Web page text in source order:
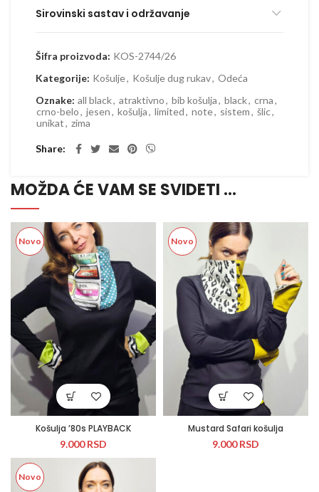
Sirovinski sastav i održavanje
Šifra proizvoda: KOS-2744/26
Kategorije: Košulje, Košulje dug rukav, Odeća
Oznake: all black, atraktivno, bib košulja, black, crna,
crno-belo, jesen, košulja, limited, note, sistem, šlic,
unikat, zima
Share
MOŽDA ĆE VAM SE SVIDETI …
Novo
Košulja ’80s PLAYBACK
9.000RSD
Novo
Mustard Safari košulja
9.000RSD
Novo